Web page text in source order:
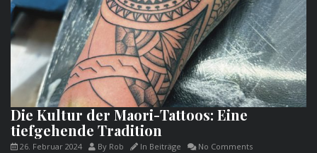
Die Kultur der Maori-Tattoos: Eine
tiefgehende Tradition
26. Februar 2024 By Rob In Beiträge No Comments